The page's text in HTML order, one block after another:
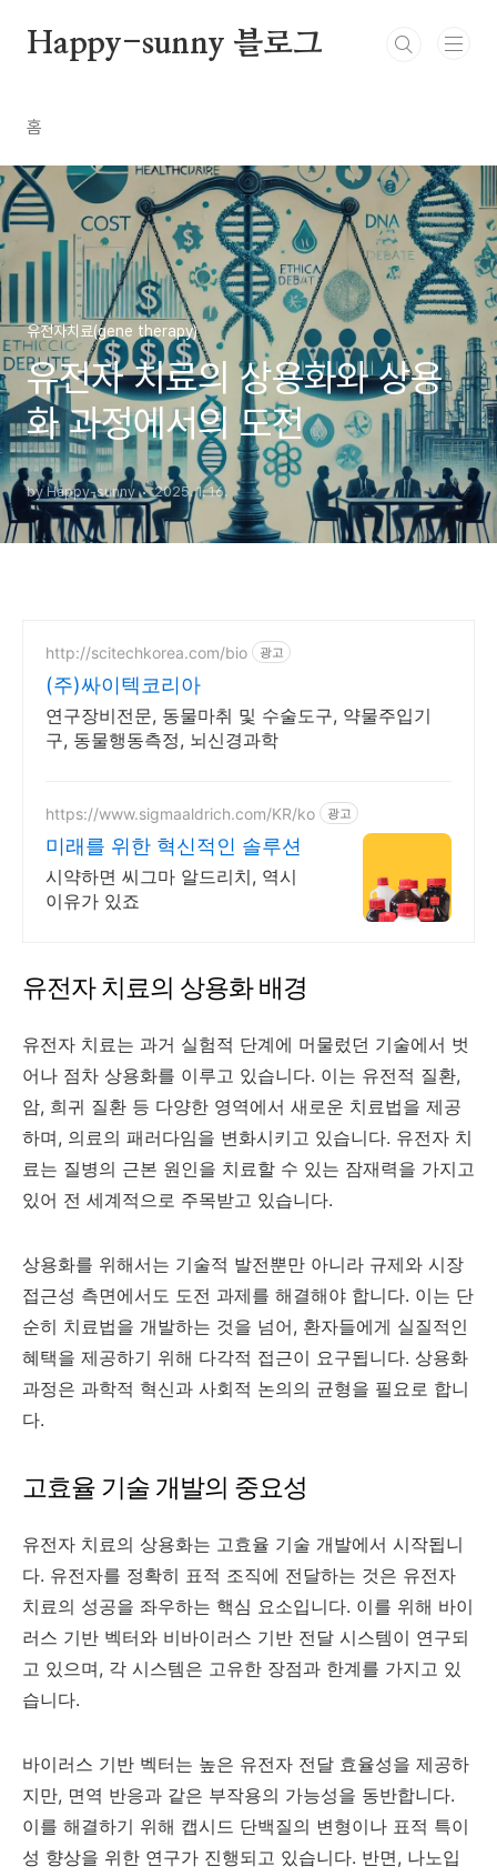
Happy-sunny 블로그
홈
유전자치료(gene therapy)
유전자 치료의 상용화와 상용
화 과정에서의 도전
by Happy-sunny 2025. 1. 16.
http://scitechkorea.com/bio 광고
(주)싸이텍코리아
연구장비전문, 동물마취 및 수술도구, 약물주입기
구, 동물행동측정, 뇌신경과학
https://www.sigmaaldrich.com/KR/ko 광고
미래를 위한 혁신적인 솔루션
시약하면 씨그마 알드리치, 역시
이유가 있죠
유전자 치료의 상용화 배경
유전자 치료는 과거 실험적 단계에 머물렀던 기술에서 벗
어나 점차 상용화를 이루고 있습니다. 이는 유전적 질환,
암, 희귀 질환 등 다양한 영역에서 새로운 치료법을 제공
하며, 의료의 패러다임을 변화시키고 있습니다. 유전자 치
료는 질병의 근본 원인을 치료할 수 있는 잠재력을 가지고
있어 전 세계적으로 주목받고 있습니다.
상용화를 위해서는 기술적 발전뿐만 아니라 규제와 시장
접근성 측면에서도 도전 과제를 해결해야 합니다. 이는 단
순히 치료법을 개발하는 것을 넘어, 환자들에게 실질적인
혜택을 제공하기 위해 다각적 접근이 요구됩니다. 상용화
과정은 과학적 혁신과 사회적 논의의 균형을 필요로 합니
다.
고효율 기술 개발의 중요성
유전자 치료의 상용화는 고효율 기술 개발에서 시작됩니
다. 유전자를 정확히 표적 조직에 전달하는 것은 유전자
치료의 성공을 좌우하는 핵심 요소입니다. 이를 위해 바이
러스 기반 벡터와 비바이러스 기반 전달 시스템이 연구되
고 있으며, 각 시스템은 고유한 장점과 한계를 가지고 있
습니다.
바이러스 기반 벡터는 높은 유전자 전달 효율성을 제공하
지만, 면역 반응과 같은 부작용의 가능성을 동반합니다.
이를 해결하기 위해 캡시드 단백질의 변형이나 표적 특이
성 향상을 위한 연구가 진행되고 있습니다. 반면, 나노입